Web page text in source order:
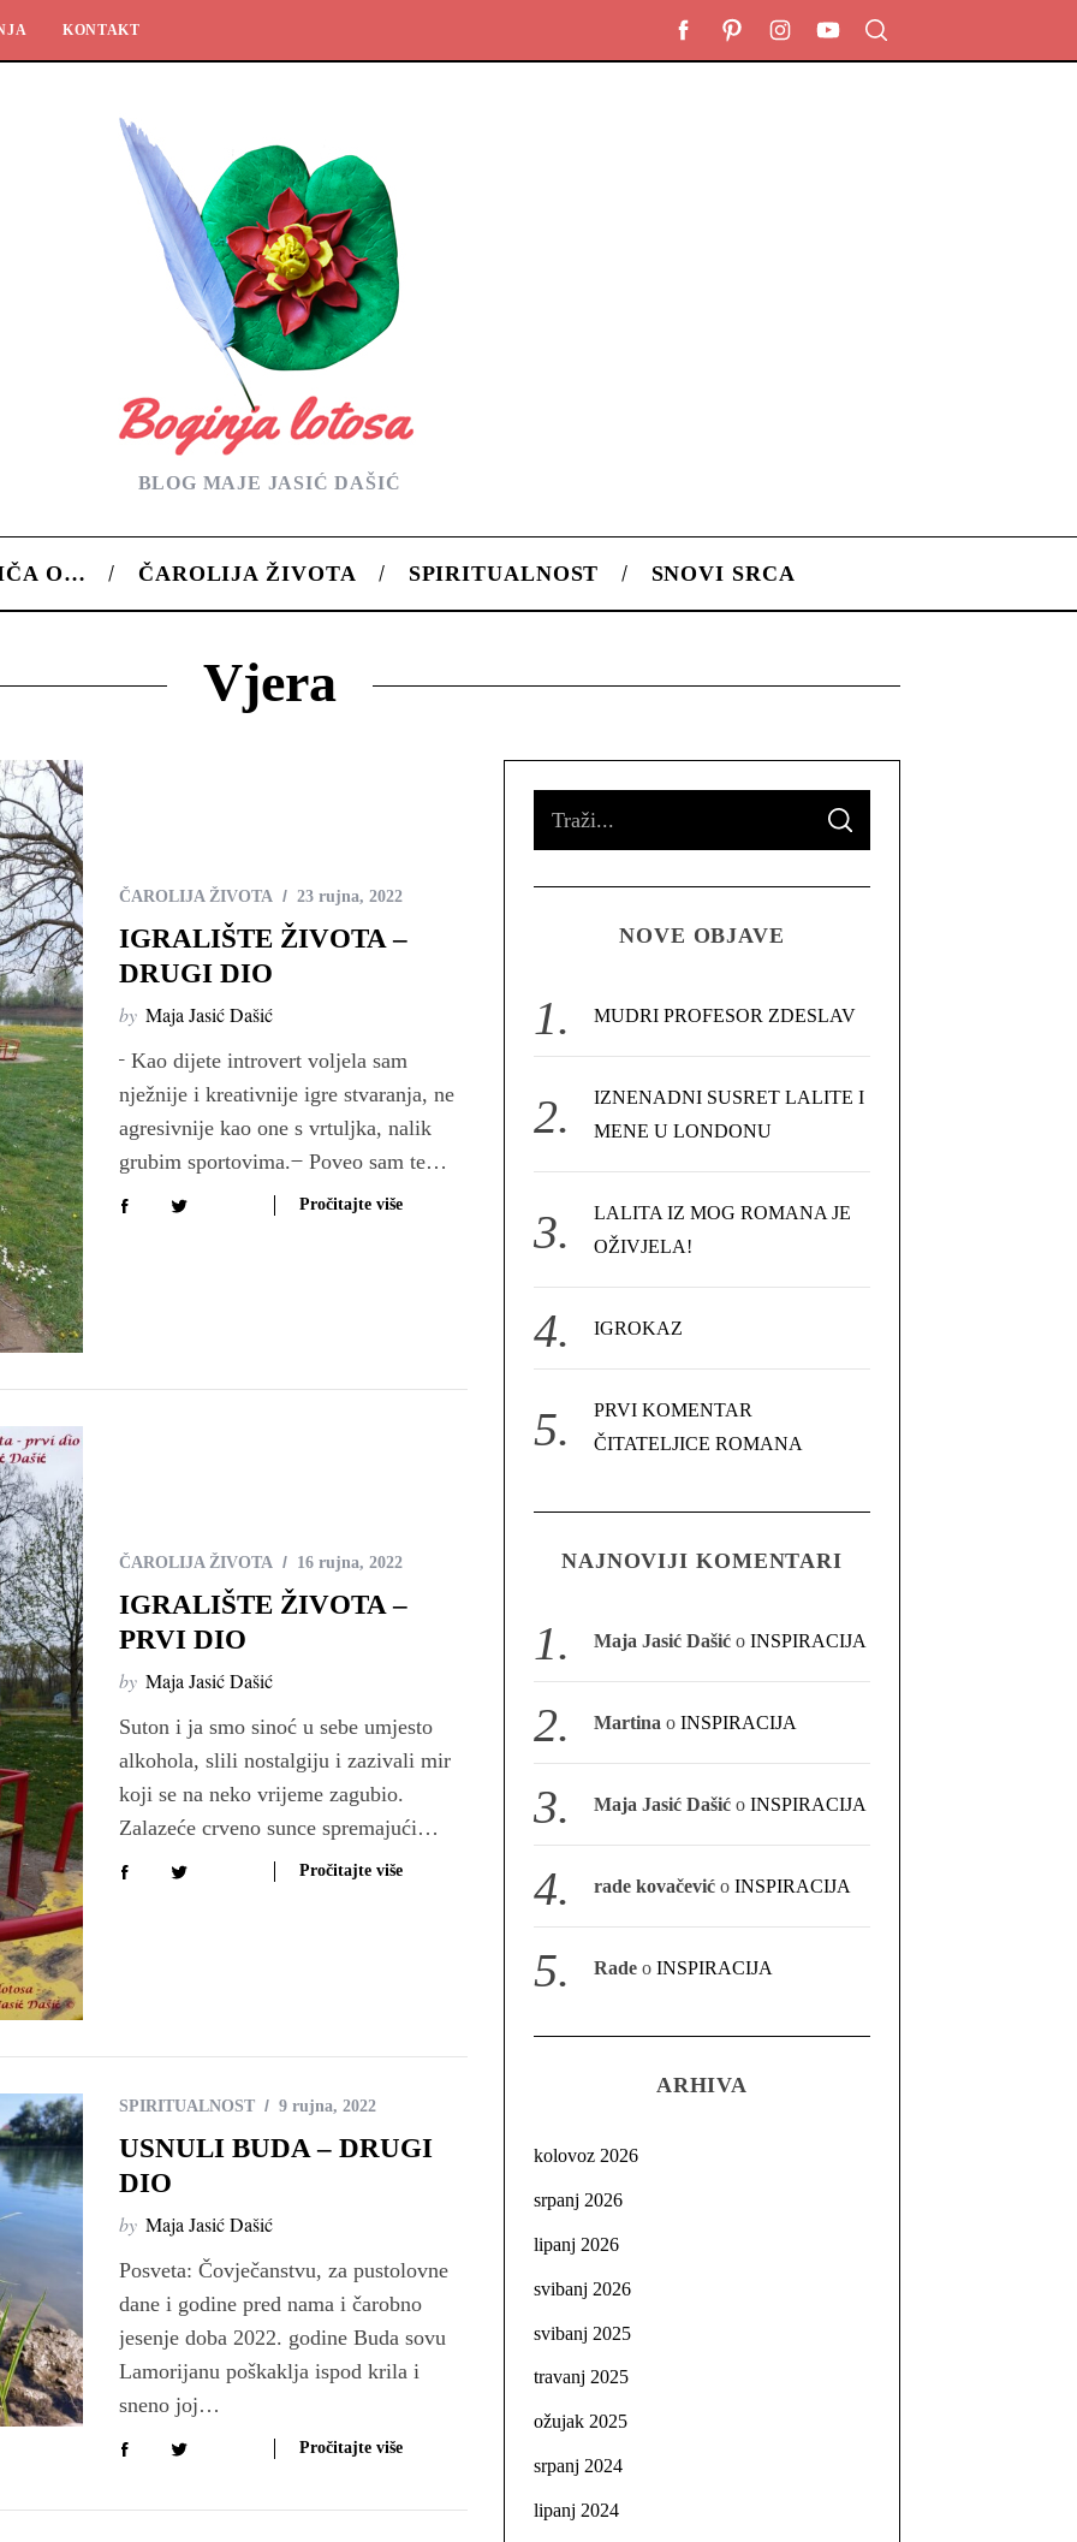
KONTAKT
BLOG MAJE JASIĆ DAŠIĆ
O… ČAROLIJA ŽIVOTA SPIRITUALNOST SNOVI SRCA
Vjera
ČAROLIJA ŽIVOTA 23 rujna, 2022
IGRALIŠTE ŽIVOTA –
DRUGI DIO
by Maja Jasić Dašić
̶ Kao dijete introvert voljela sam
nježnije i kreativnije igre stvaranja, ne
agresivnije kao one s vrtuljka, nalik
grubim sportovima. ̶ Poveo sam te…
Pročitajte više
ČAROLIJA ŽIVOTA 16 rujna, 2022
IGRALIŠTE ŽIVOTA –
PRVI DIO
by Maja Jasić Dašić
Suton i ja smo sinoć u sebe umjesto
alkohola, slili nostalgiju i zazivali mir
koji se na neko vrijeme zagubio.
Zalazeće crveno sunce spremajući…
Pročitajte više
SPIRITUALNOST 9 rujna, 2022
USNULI BUDA – DRUGI
DIO
by Maja Jasić Dašić
Posveta: Čovječanstvu, za pustolovne
dane i godine pred nama i čarobno
jesenje doba 2022. godine Buda sovu
Lamorijanu poškaklja ispod krila i
sneno joj…
Pročitajte više
o
S
A
C
NOVE OBJAVE
MUDRI PROFESOR ZDESLAV
IZNENADNI SUSRET LALITE I
MENE U LONDONU
LALITA IZ MOG ROMANA JE
OŽIVJELA!
IGROKAZ
PRVI KOMENTAR
ČITATELJICE ROMANA
NAJNOVIJI KOMENTARI
Maja Jasić Dašić oINSPIRACIJA
Martina oINSPIRACIJA
Maja Jasić Dašić oINSPIRACIJA
rade kovačević oINSPIRACIJA
Rade oINSPIRACIJA
ARHIVA
kolovoz 2026
srpanj 2026
lipanj 2026
svibanj 2026
svibanj 2025
travanj 2025
ožujak 2025
srpanj 2024
lipanj 2024